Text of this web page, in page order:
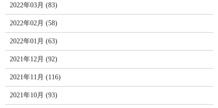
2022年03月 (83)
2022年02月 (58)
2022年01月 (63)
2021年12月 (92)
2021年11月 (116)
2021年10月 (93)